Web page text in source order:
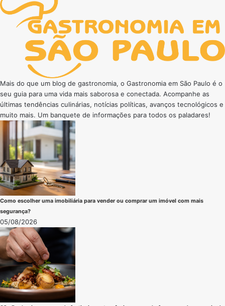
Mais do que um blog de gastronomia, o Gastronomia em São Paulo é o
seu guia para uma vida mais saborosa e conectada. Acompanhe as
últimas tendências culinárias, notícias políticas, avanços tecnológicos e
muito mais. Um banquete de informações para todos os paladares!
Como escolher uma imobiliária para vender ou comprar um imóvel com mais
segurança?
05/08/2026